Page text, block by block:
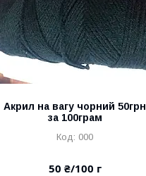
Акрил на вагу чорний 50грн
за 100грам
000
50 ₴/100 г